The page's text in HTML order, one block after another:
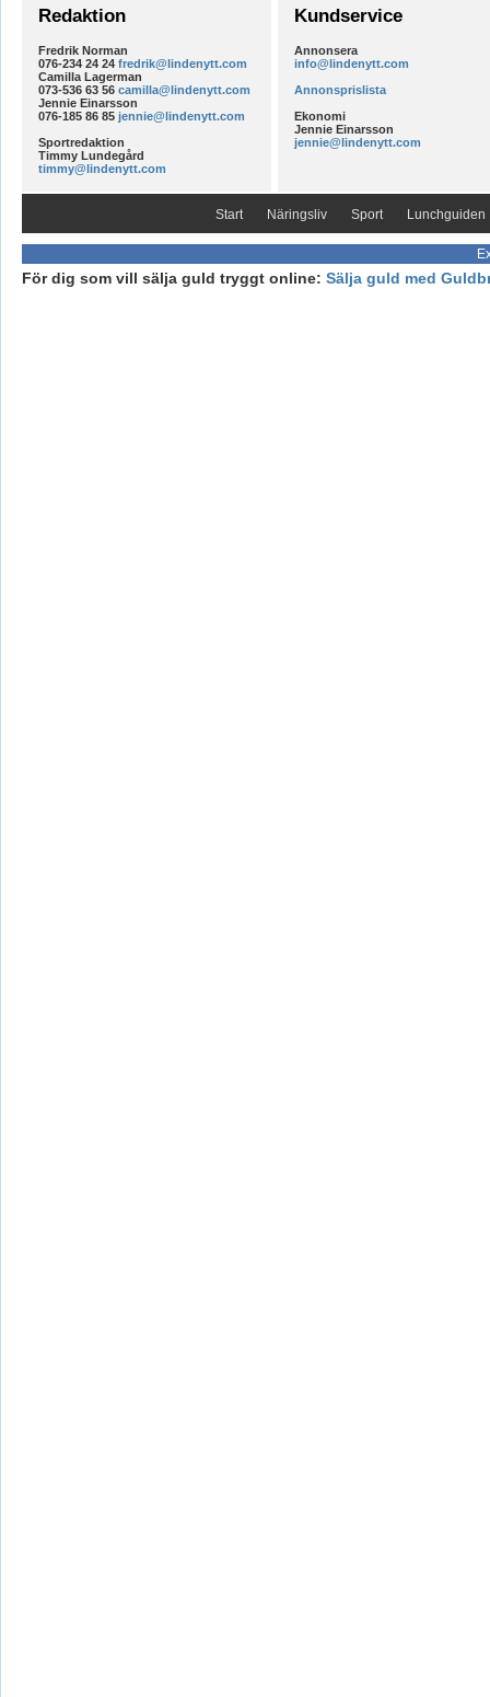
Redaktion
Fredrik Norman
076-234 24 24 fredrik@lindenytt.com
Camilla Lagerman
073-536 63 56 camilla@lindenytt.com
Jennie Einarsson
076-185 86 85 jennie@lindenytt.com
Sportredaktion
Timmy Lundegård
timmy@lindenytt.com
Kundservice
Annonsera
info@lindenytt.com
Annonsprislista
Ekonomi
Jennie Einarsson
jennie@lindenytt.com
Start Näringsliv Sport Lunchguiden
För dig som vill sälja guld tryggt online: Sälja guld med